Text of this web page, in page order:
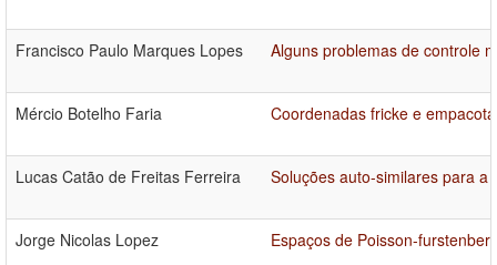
Francisco Paulo Marques Lopes Alguns problemas de controle
Mércio Botelho Faria Coordenadas fricke e
Lucas Catão de Freitas Ferreira Soluções auto-similares para
Jorge Nicolas Lopez Espaços de Poisson-